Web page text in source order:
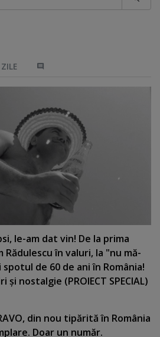
le-am dat vin! De la prima
Rădulescu în valuri, la "nu mă-
de 60 de ani în România!
nostalgie (PROIECT SPECIAL)
din nou tipărită în România
Doar un număr.